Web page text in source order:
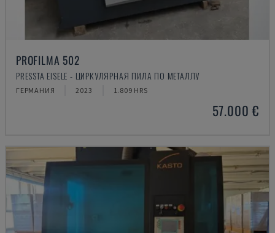
PROFILMA 502
PRESSTA EISELE - ЦИРКУЛЯРНАЯ ПИЛА ПО МЕТАЛЛУ
ГЕРМАНИЯ 2023 1.809 HRS
57.000 €